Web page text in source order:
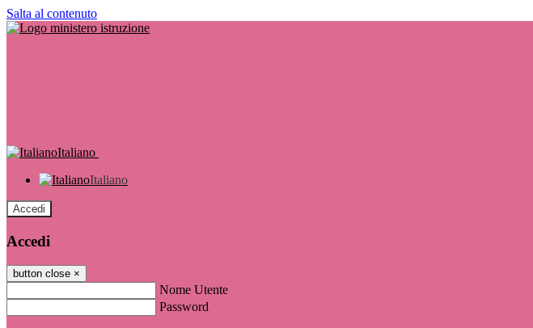
Salta al contenuto
Italiano
Italiano
Accedi
Accedi
button close ×
Nome Utente
Password